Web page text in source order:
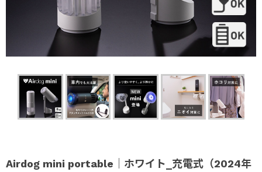
Airdog mini portable｜ホワイト_充電式（2024年